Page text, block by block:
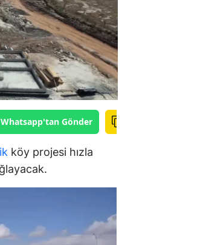
Whatsapp'tan Gönder
köy projesi hızla